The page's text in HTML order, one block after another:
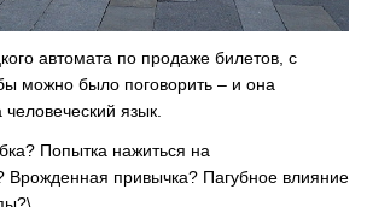
автомата по продаже билетов, с
можно было поговорить – и она
язык.
Попытка нажиться на
Врожденная привычка? Пагубное влияние